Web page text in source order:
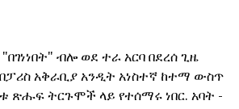
ብሎ ወደ ተራ አርባ በደረሰ ጊዜ
አቅራቢያ አንዲት አነስተኛ ከተማ ውስጥ
ጽሑፍ ትርጉሞች ላይ የተሰማሩ ነበር. አባት -